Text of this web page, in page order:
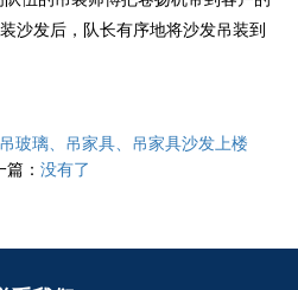
沙发后，队长有序地将沙发吊装到
玻璃、吊家具、吊家具沙发上楼
篇： 没有了